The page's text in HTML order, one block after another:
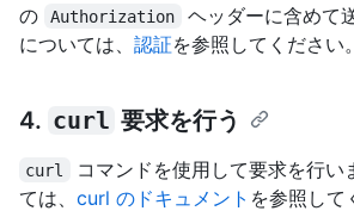
の
Authorization
ヘッダーに含めて
については、 認証を参照してください。
4. curl 要求を行う
curl
コマンドを使用して要求を行い
ては、 curl のドキュメント を参照して